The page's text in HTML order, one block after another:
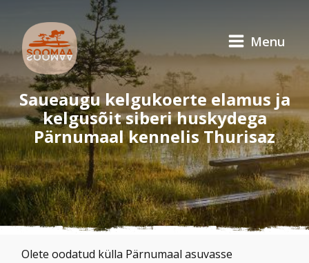
Menu
Saueaugu kelgukoerte elamus ja
kelgusõit siberi huskydega
Pärnumaal kennelis Thurisaz
Olete oodatud külla Pärnumaal asuvasse